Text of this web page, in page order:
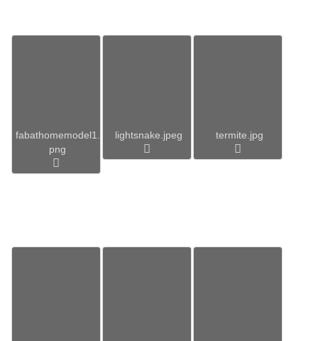
fabathomemodel1.
png
lightsnake.jpeg termite.jpg